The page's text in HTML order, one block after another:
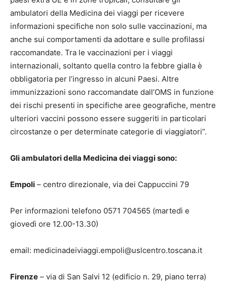
ambulatori della Medicina dei viaggi per ricevere
informazioni specifiche non solo sulle vaccinazioni, ma
anche sui comportamenti da adottare e sulle profilassi
raccomandate. Tra le vaccinazioni per i viaggi
internazionali, soltanto quella contro la febbre gialla è
obbligatoria per l’ingresso in alcuni Paesi. Altre
immunizzazioni sono raccomandate dall’OMS in funzione
dei rischi presenti in specifiche aree geografiche, mentre
ulteriori vaccini possono essere suggeriti in particolari
circostanze o per determinate categorie di viaggiatori”.
Gli ambulatori della Medicina dei viaggi sono:
Empoli – centro direzionale, via dei Cappuccini 79
Per informazioni telefono 0571 704565 (martedì e
giovedì ore 12.00-13.30)
email: medicinadeiviaggi.empoli@uslcentro.toscana.it
Firenze – via di San Salvi 12 (edificio n. 29, piano terra)